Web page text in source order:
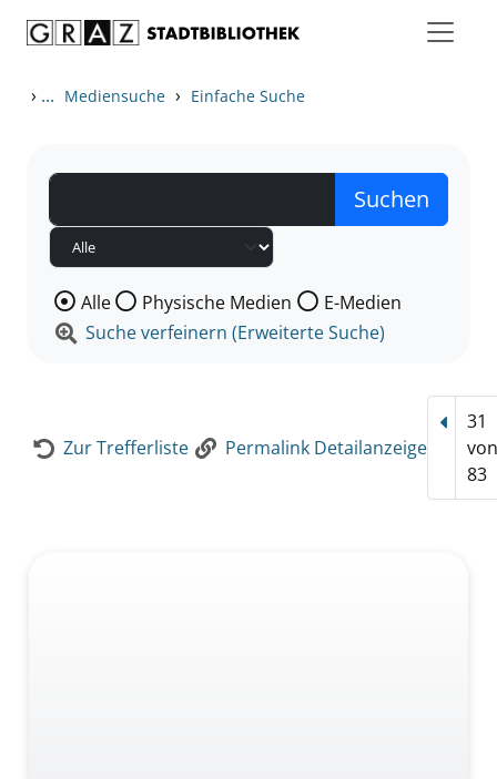
› ... Mediensuche › Einfache Suche
Wählen Sie die Medienart nach der Sie suchen wollen.
Alle Physische Medien
E-Medien
Suche verfeinern (Erweiterte Suche)
Zur Trefferliste Permalink Detailanzeige
31
von
83